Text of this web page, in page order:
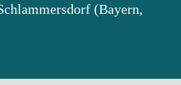
(Bayern,